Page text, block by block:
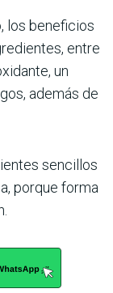
los beneficios
entre
un
además de
sencillos
porque forma